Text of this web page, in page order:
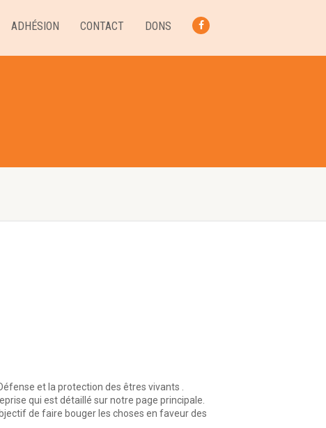
ADHÉSION CONTACT DONS
et la protection des êtres vivants .
qui est détaillé sur notre page principale.
de faire bouger les choses en faveur des